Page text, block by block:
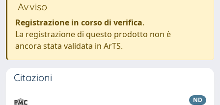
Avviso
Registrazione in corso di verifica.
La registrazione di questo prodotto non è
ancora stata validata in ArTS.
Citazioni
ND